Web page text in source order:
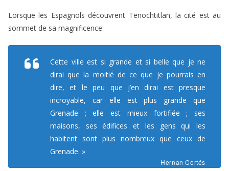
Lorsque les Espagnols découvrent Tenochtitlan, la cité est au
sommet de sa magnificence.
Cette ville est si grande et si belle que je ne
dirai que la moitié de ce que je pourrais en
dire, et le peu que j’en dirai est presque
incroyable, car elle est plus grande que
Grenade ; elle est mieux fortifiée ; ses
maisons, ses édifices et les gens qui les
habitent sont plus nombreux que ceux de
Grenade. »
Hernan Cortés